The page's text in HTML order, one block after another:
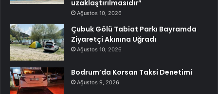
uzaklaştırılmasıdır”
Ağustos 10, 2026
Çubuk Gölü Tabiat Parkı Bayramda
Ziyaretçi Akınına Uğradı
Ağustos 10, 2026
Bodrum’da Korsan Taksi Denetimi
Ağustos 9, 2026